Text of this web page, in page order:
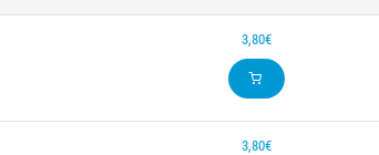
3,80€
3,80€